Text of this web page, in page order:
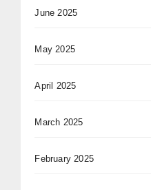
June 2025
May 2025
April 2025
March 2025
February 2025